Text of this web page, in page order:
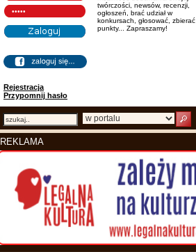
Rejestracja
Przypomnij hasło
twórczości, newsów, recenzji,
ogłoszeń, brać udział w
konkursach, głosować, zbierać
punkty... Zapraszamy!
REKLAMA